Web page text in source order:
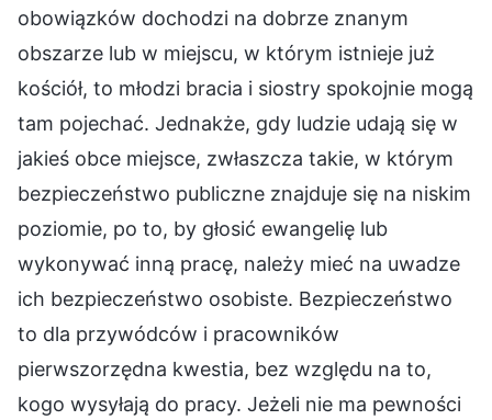
obowiązków dochodzi na dobrze znanym
obszarze lub w miejscu, w którym istnieje już
kościół, to młodzi bracia i siostry spokojnie mogą
tam pojechać. Jednakże, gdy ludzie udają się w
jakieś obce miejsce, zwłaszcza takie, w którym
bezpieczeństwo publiczne znajduje się na niskim
poziomie, po to, by głosić ewangelię lub
wykonywać inną pracę, należy mieć na uwadze
ich bezpieczeństwo osobiste. Bezpieczeństwo
to dla przywódców i pracowników
pierwszorzędna kwestia, bez względu na to,
kogo wysyłają do pracy. Jeżeli nie ma pewności